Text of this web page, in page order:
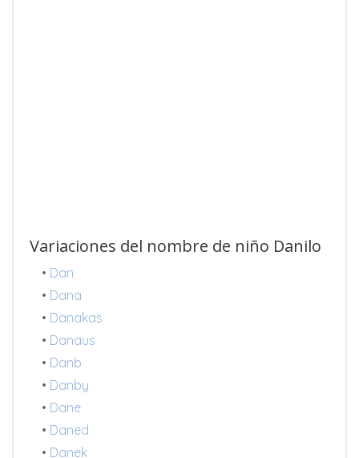
Variaciones del nombre de niño Danilo
• Dan
• Dana
• Danakas
• Danaus
• Danb
• Danby
• Dane
• Daned
• Danek